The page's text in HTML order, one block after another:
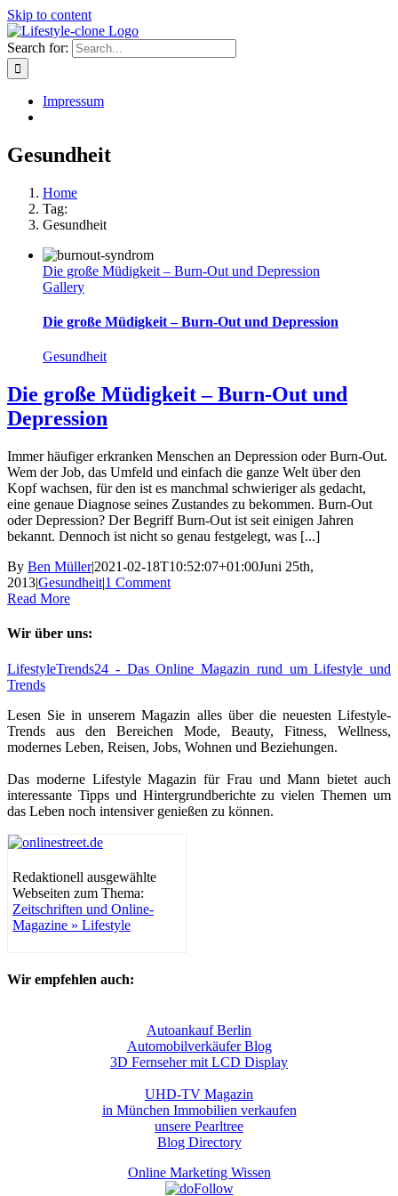
Skip to content
Search for:
Impressum
Gesundheit
Home
Tag:
Gesundheit
Die große Müdigkeit – Burn-Out und Depression
Gallery
Die große Müdigkeit – Burn-Out und Depression
Gesundheit
Die große Müdigkeit – Burn-Out und
Depression
Immer häufiger erkranken Menschen an Depression oder Burn-Out.
Wem der Job, das Umfeld und einfach die ganze Welt über den
Kopf wachsen, für den ist es manchmal schwieriger als gedacht,
eine genaue Diagnose seines Zustandes zu bekommen. Burn-Out
oder Depression? Der Begriff Burn-Out ist seit einigen Jahren
bekannt. Dennoch ist nicht so genau festgelegt, was [...]
By Ben Müller|2021-02-18T10:52:07+01:00Juni 25th,
2013|Gesundheit|1 Comment
Read More
Wir über uns:
LifestyleTrends24 - Das Online Magazin rund um Lifestyle und
Trends
Lesen Sie in unserem Magazin alles über die neuesten Lifestyle-
Trends aus den Bereichen Mode, Beauty, Fitness, Wellness,
modernes Leben, Reisen, Jobs, Wohnen und Beziehungen.
Das moderne Lifestyle Magazin für Frau und Mann bietet auch
interessante Tipps und Hintergrundberichte zu vielen Themen um
das Leben noch intensiver genießen zu können.
Redaktionell ausgewählte
Webseiten zum Thema:
Zeitschriften und Online-
Magazine » Lifestyle
Wir empfehlen auch:
Autoankauf Berlin
Automobilverkäufer Blog
3D Fernseher mit LCD Display
UHD-TV Magazin
in München Immobilien verkaufen
unsere Pearltree
Blog Directory
Online Marketing Wissen